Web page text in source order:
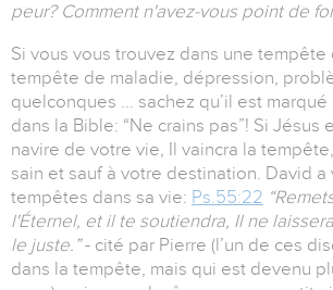
peur? Comment n'avez-vous point de
Si vous vous trouvez dans une tempête
tempête de maladie, dépression,
quelconques ... sachez qu’il est
dans la Bible: “Ne crains pas”! Si Jésus
navire de votre vie, Il vaincra la
sain et sauf à votre destination. David a
tempêtes dans sa vie: Ps.55:22
l'Éternel, et il te soutiendra, Il ne
le juste.”- cité par Pierre (l’un de ces
dans la tempête, mais qui est devenu